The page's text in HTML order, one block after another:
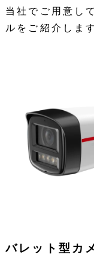
当社でご用意し
ルをご紹介します
バレット型カ